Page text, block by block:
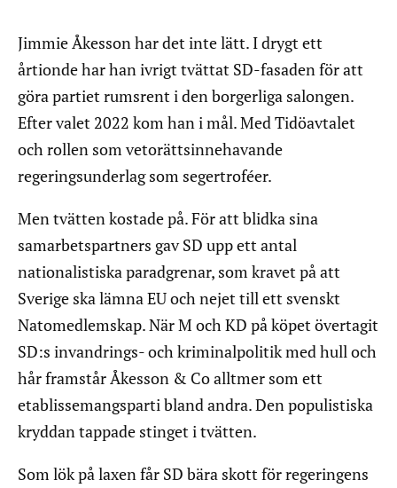
Jimmie Åkesson har det inte lätt. I drygt ett
årtionde har han ivrigt tvättat SD-fasaden för att
göra partiet rumsrent i den borgerliga salongen.
Efter valet 2022 kom han i mål. Med Tidöavtalet
och rollen som vetorättsinnehavande
regeringsunderlag som segertroféer.
Men tvätten kostade på. För att blidka sina
samarbetspartners gav SD upp ett antal
nationalistiska paradgrenar, som kravet på att
Sverige ska lämna EU och nejet till ett svenskt
Natomedlemskap. När M och KD på köpet övertagit
SD:s invandrings- och kriminalpolitik med hull och
hår framstår Åkesson & Co alltmer som ett
etablissemangsparti bland andra. Den populistiska
kryddan tappade stinget i tvätten.
Som lök på laxen får SD bära skott för regeringens